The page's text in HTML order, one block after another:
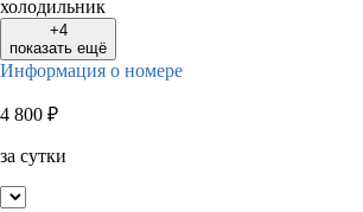
холодильник
+4
показать ещё
Информация о номере
4 800 ₽
за сутки